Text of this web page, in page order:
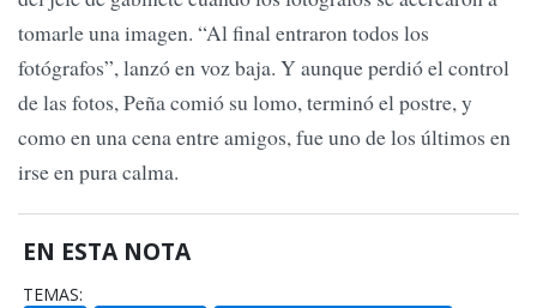
tomarle una imagen. “Al final entraron todos los
fotógrafos”, lanzó en voz baja. Y aunque perdió el control
de las fotos, Peña comió su lomo, terminó el postre, y
como en una cena entre amigos, fue uno de los últimos en
irse en pura calma.
EN ESTA NOTA
TEMAS: